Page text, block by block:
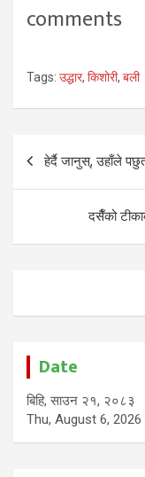
comments
Tags: उद्धार, किशोरी, बली
Post
navigation
हेर्दै जानुस्, उहाँले
दसैँको
Date
बिहि, साउन २१, २०८३
Thu, August 6, 2026